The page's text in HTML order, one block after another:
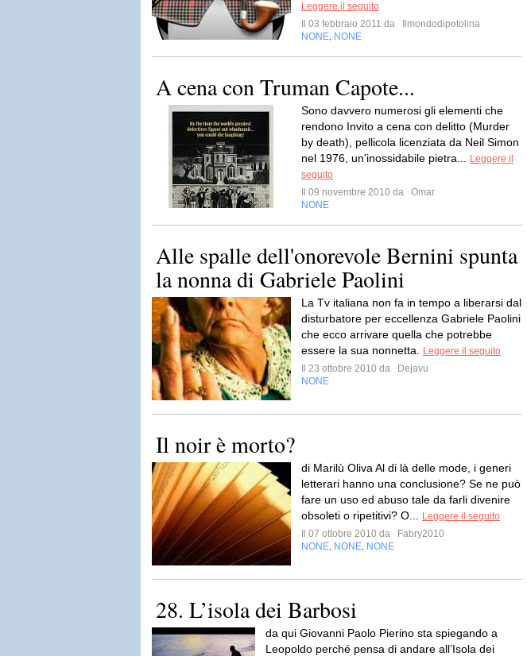
Leggere il seguito
Il 03 febbraio 2011 da
Ilmondodipotolina
NONE NONE
A cena con Truman Capote...
Sono davvero numerosi gli elementi che
rendono Invito a cena con delitto (Murder
by death), pellicola licenziata da Neil Simon
nel 1976, un'inossidabile pietra...
Leggere il
seguito
Il 09 novembre 2010 da
Omar
NONE
Alle spalle dell'onorevole Bernini spunta
la nonna di Gabriele Paolini
La Tv italiana non fa in tempo a liberarsi dal
disturbatore per eccellenza Gabriele Paolini
che ecco arrivare quella che potrebbe
essere la sua nonnetta.
Leggere il seguito
Il 23 ottobre 2010 da
Dejavu
NONE
Il noir è morto?
di Marilù Oliva Al di là delle mode, i generi
letterari hanno una conclusione? Se ne può
fare un uso ed abuso tale da farli divenire
obsoleti o ripetitivi? O...
Leggere il seguito
Il 07 ottobre 2010 da
Fabry2010
NONE NONE NONE
28. L’isola dei Barbosi
da qui Giovanni Paolo Pierino sta spiegando a
Leopoldo perché pensa di andare all’Isola dei